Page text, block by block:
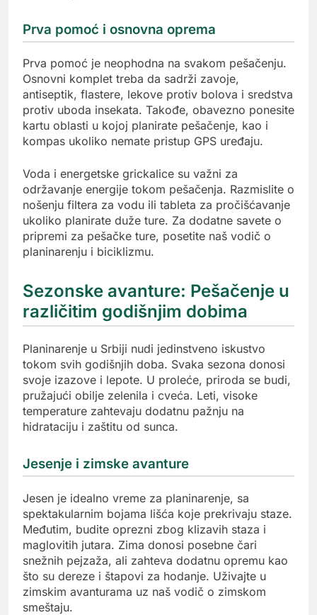
Prva pomoć i osnovna oprema
Prva pomoć je neophodna na svakom pešačenju.
Osnovni komplet treba da sadrži zavoje,
antiseptik, flastere, lekove protiv bolova i sredstva
protiv uboda insekata. Takođe, obavezno ponesite
kartu oblasti u kojoj planirate pešačenje, kao i
kompas ukoliko nemate pristup GPS uređaju.
Voda i energetske grickalice su važni za
održavanje energije tokom pešačenja. Razmislite o
nošenju filtera za vodu ili tableta za pročišćavanje
ukoliko planirate duže ture. Za dodatne savete o
pripremi za pešačke ture, posetite naš vodič o
planinarenju i biciklizmu.
Sezonske avanture: Pešačenje u
različitim godišnjim dobima
Planinarenje u Srbiji nudi jedinstveno iskustvo
tokom svih godišnjih doba. Svaka sezona donosi
svoje izazove i lepote. U proleće, priroda se budi,
pružajući obilje zelenila i cveća. Leti, visoke
temperature zahtevaju dodatnu pažnju na
hidrataciju i zaštitu od sunca.
Jesenje i zimske avanture
Jesen je idealno vreme za planinarenje, sa
spektakularnim bojama lišća koje prekrivaju staze.
Međutim, budite oprezni zbog klizavih staza i
maglovitih jutara. Zima donosi posebne čari
snežnih pejzaža, ali zahteva dodatnu opremu kao
što su dereze i štapovi za hodanje. Uživajte u
zimskim avanturama uz naš vodič o zimskom
smeštaju.